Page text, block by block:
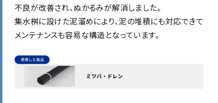
不良が改善され、ぬかるみが解消しました。
集水桝に設けた泥溜めにより、泥の堆積にも対応できて
メンテナンスも容易な構造となっています。